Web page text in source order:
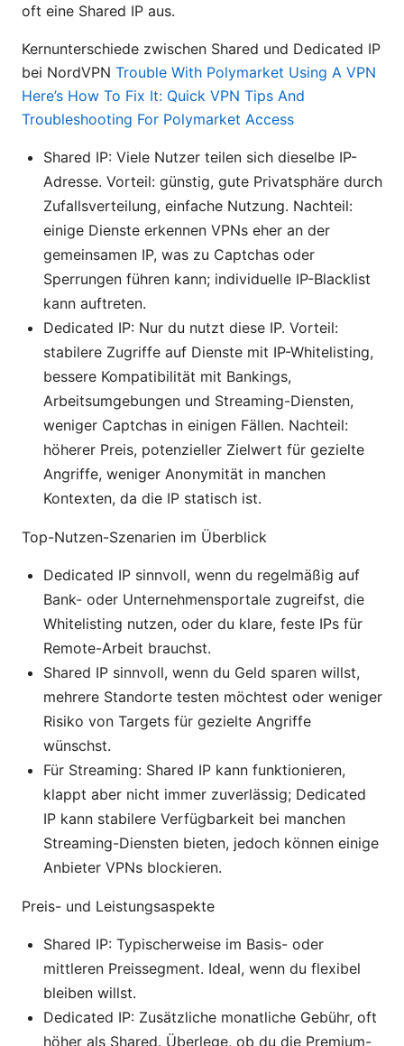
oft eine Shared IP aus.
Kernunterschiede zwischen Shared und Dedicated IP
bei NordVPN Trouble With Polymarket Using A VPN
Here’s How To Fix It: Quick VPN Tips And
Troubleshooting For Polymarket Access
Shared IP: Viele Nutzer teilen sich dieselbe IP-
Adresse. Vorteil: günstig, gute Privatsphäre durch
Zufallsverteilung, einfache Nutzung. Nachteil:
einige Dienste erkennen VPNs eher an der
gemeinsamen IP, was zu Captchas oder
Sperrungen führen kann; individuelle IP-Blacklist
kann auftreten.
Dedicated IP: Nur du nutzt diese IP. Vorteil:
stabilere Zugriffe auf Dienste mit IP-Whitelisting,
bessere Kompatibilität mit Bankings,
Arbeitsumgebungen und Streaming-Diensten,
weniger Captchas in einigen Fällen. Nachteil:
höherer Preis, potenzieller Zielwert für gezielte
Angriffe, weniger Anonymität in manchen
Kontexten, da die IP statisch ist.
Top-Nutzen-Szenarien im Überblick
Dedicated IP sinnvoll, wenn du regelmäßig auf
Bank- oder Unternehmensportale zugreifst, die
Whitelisting nutzen, oder du klare, feste IPs für
Remote-Arbeit brauchst.
Shared IP sinnvoll, wenn du Geld sparen willst,
mehrere Standorte testen möchtest oder weniger
Risiko von Targets für gezielte Angriffe
wünschst.
Für Streaming: Shared IP kann funktionieren,
klappt aber nicht immer zuverlässig; Dedicated
IP kann stabilere Verfügbarkeit bei manchen
Streaming-Diensten bieten, jedoch können einige
Anbieter VPNs blockieren.
Preis- und Leistungsaspekte
Shared IP: Typischerweise im Basis- oder
mittleren Preissegment. Ideal, wenn du flexibel
bleiben willst.
Dedicated IP: Zusätzliche monatliche Gebühr, oft
höher als Shared. Überlege, ob du die Premium-